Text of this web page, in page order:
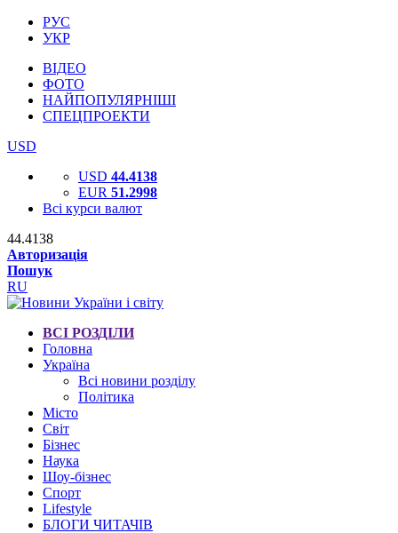
РУС
УКР
ВІДЕО
ФОТО
НАЙПОПУЛЯРНІШІ
СПЕЦПРОЕКТИ
USD
USD 44.4138
EUR 51.2998
Всі курси валют
44.4138
Авторизація
Пошук
RU
ВСІ РОЗДІЛИ
Головна
Україна
Всі новини розділу
Політика
Місто
Світ
Бізнес
Наука
Шоу-бізнес
Спорт
Lifestyle
БЛОГИ ЧИТАЧІВ